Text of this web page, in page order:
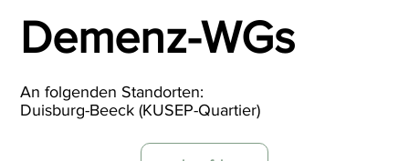
Demenz-WGs
An folgenden Standorten:
Duisburg-Beeck (KUSEP-Quartier)